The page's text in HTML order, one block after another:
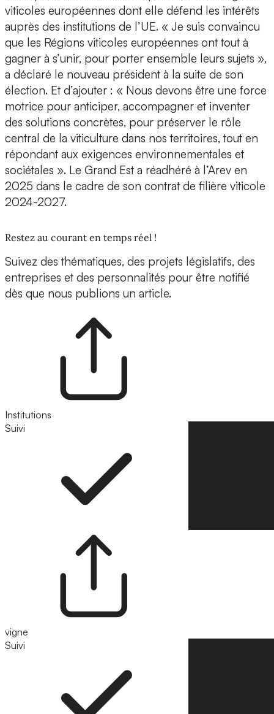
viticoles européennes dont elle défend les intérêts
auprès des institutions de l’UE. « Je suis convaincu
que les Régions viticoles européennes ont tout à
gagner à s’unir, pour porter ensemble leurs sujets »,
a déclaré le nouveau président à la suite de son
élection. Et d’ajouter : « Nous devons être une force
motrice pour anticiper, accompagner et inventer
des solutions concrètes, pour préserver le rôle
central de la viticulture dans nos territoires, tout en
répondant aux exigences environnementales et
sociétales ». Le Grand Est a réadhéré à l’Arev en
2025 dans le cadre de son contrat de filière viticole
2024-2027.
Restez au courant en temps réel !
Suivez des thématiques, des projets législatifs, des
entreprises et des personnalités pour être notifié
dès que nous publions un article.
Institutions
Suivi
vigne
Suivi